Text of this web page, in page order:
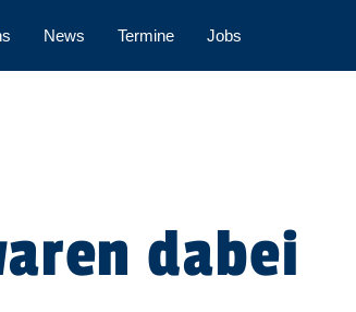
News Termine Jobs
dabei